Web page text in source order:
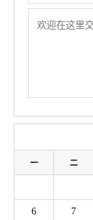
一 二
6 7